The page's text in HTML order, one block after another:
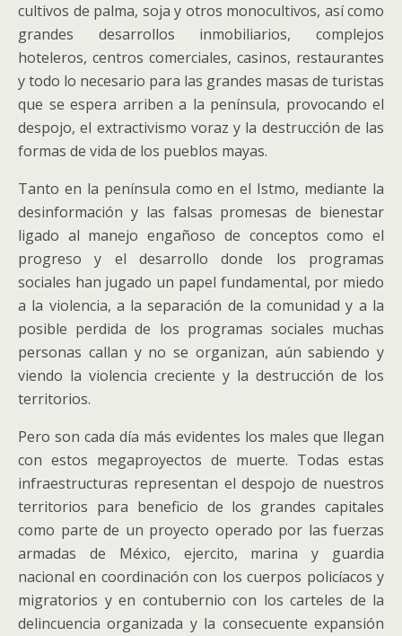
cultivos de palma, soja y otros monocultivos, así como
grandes desarrollos inmobiliarios, complejos
hoteleros, centros comerciales, casinos, restaurantes
y todo lo necesario para las grandes masas de turistas
que se espera arriben a la península, provocando el
despojo, el extractivismo voraz y la destrucción de las
formas de vida de los pueblos mayas.
Tanto en la península como en el Istmo, mediante la
desinformación y las falsas promesas de bienestar
ligado al manejo engañoso de conceptos como el
progreso y el desarrollo donde los programas
sociales han jugado un papel fundamental, por miedo
a la violencia, a la separación de la comunidad y a la
posible perdida de los programas sociales muchas
personas callan y no se organizan, aún sabiendo y
viendo la violencia creciente y la destrucción de los
territorios.
Pero son cada día más evidentes los males que llegan
con estos megaproyectos de muerte. Todas estas
infraestructuras representan el despojo de nuestros
territorios para beneficio de los grandes capitales
como parte de un proyecto operado por las fuerzas
armadas de México, ejercito, marina y guardia
nacional en coordinación con los cuerpos policíacos y
migratorios y en contubernio con los carteles de la
delincuencia organizada y la consecuente expansión